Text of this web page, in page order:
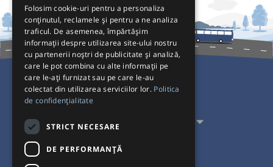
Pentru Călători
Pentru Transportatori
Interacționăm
Folosim cookie-uri pentru a personaliza
conținutul, reclamele și pentru a ne analiza
traficul. De asemenea, împărtășim
informații despre utilizarea site-ului nostru
cu partenerii noștri de publicitate și analiză,
care le pot combina cu alte informații pe
care le-ați furnizat sau pe care le-au
colectat din utilizarea serviciilor lor. Politica
de confidențialitate
STRICT NECESARE
DE PERFORMANȚĂ